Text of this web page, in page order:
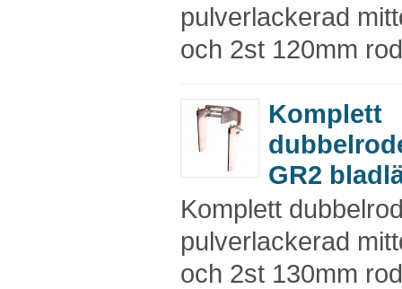
pulverlackerad
och 2st 120mm
Komplett
GR2
Komplett
pulverlackerad
och 2st 130mm